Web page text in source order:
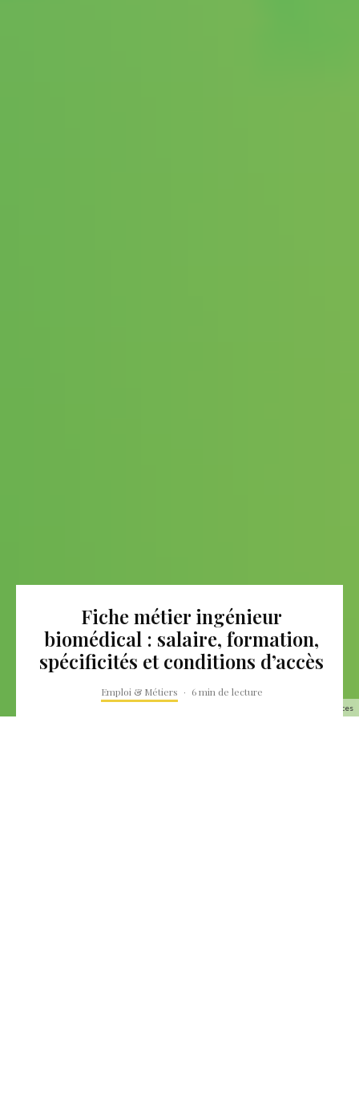
Fiche métier ingénieur biomédical salaire, formation et compétences
Fiche métier ingénieur
biomédical : salaire, formation,
spécificités et conditions d’accès
Emploi & Métiers · 6 min de lecture